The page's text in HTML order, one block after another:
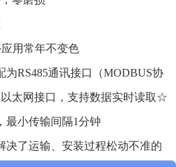
用常年不变色
为RS485通讯接口（MODBUS协
太网接口，支持数据实时读取☆
最小传输间隔1分钟
决了运输、安装过程松动不准的